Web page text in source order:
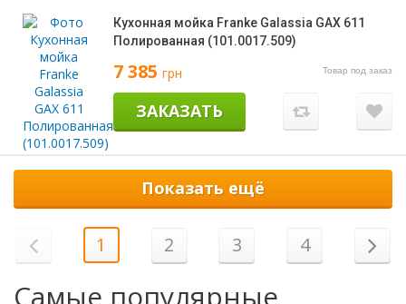
Кухонная мойка Franke Galassia GAX 611
Полированная (101.0017.509)
7 385 грн Товар под заказ
ЗАКАЗАТЬ
Показать ещё
1 2 3 4
Самые популярные